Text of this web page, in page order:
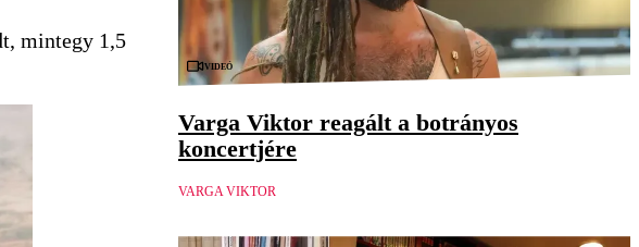
mintegy 1,5
Videó
Varga Viktor reagált a botrányos
koncertjére
VARGA VIKTOR